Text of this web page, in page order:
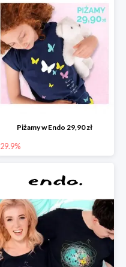
Piżamy w Endo 29,90 zł
29.9%